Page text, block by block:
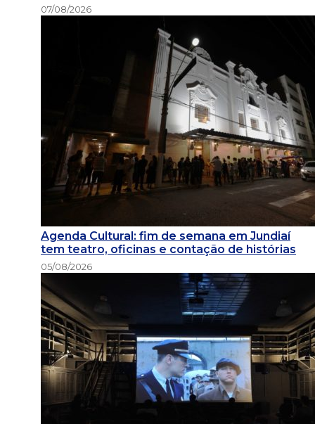
07/08/2026
Agenda Cultural: fim de semana em Jundiaí
tem teatro, oficinas e contação de histórias
05/08/2026